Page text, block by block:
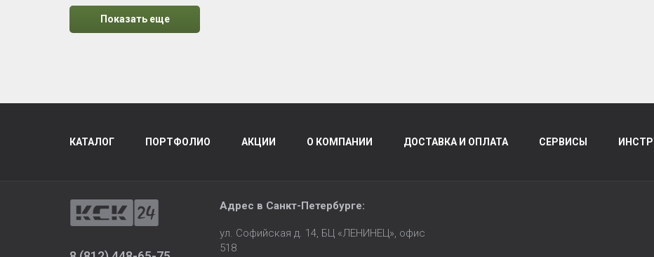
Показать еще
КАТАЛОГ ПОРТФОЛИО АКЦИИ О КОМПАНИИ ДОСТАВКА И ОПЛАТА СЕРВИСЫ
Адрес в Санкт-Петербурге:
ул. Софийская д. 14, БЦ «ЛЕНИНЕЦ», офис
518